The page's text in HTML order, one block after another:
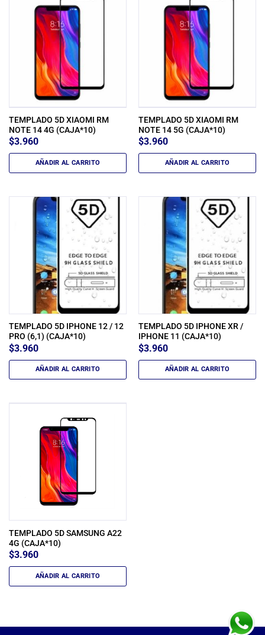
TEMPLADO 5D XIAOMI RM
NOTE 14 4G (CAJA*10)
$3.960
AÑADIR AL CARRITO
TEMPLADO 5D XIAOMI RM
NOTE 14 5G (CAJA*10)
$3.960
AÑADIR AL CARRITO
TEMPLADO 5D IPHONE 12 / 12
PRO (6,1) (CAJA*10)
$3.960
AÑADIR AL CARRITO
TEMPLADO 5D IPHONE XR /
IPHONE 11 (CAJA*10)
$3.960
AÑADIR AL CARRITO
TEMPLADO 5D SAMSUNG A22
4G (CAJA*10)
$3.960
AÑADIR AL CARRITO